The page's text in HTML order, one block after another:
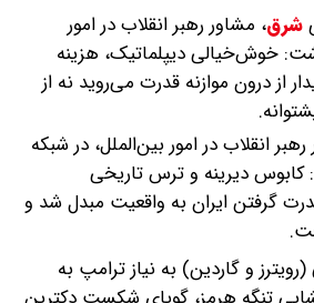
شرق، مشاور رهبر انقلاب در امور
خوش‌خیالی دیپلماتیک، هزینه
از درون موازنه قدرت می‌روید نه از
انقلاب در امور بین‌الملل، در شبکه
دیرینه و ترس تاریخی
گرفتن ایران به واقعیت مبدل شد و
و گاردین) به نیاز ترامپ به